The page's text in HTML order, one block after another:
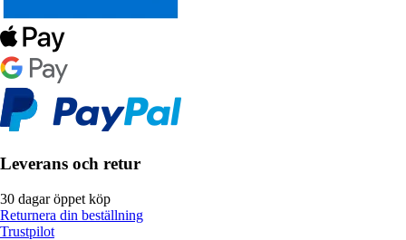
Leverans och retur
30 dagar öppet köp
Returnera din beställning
Trustpilot